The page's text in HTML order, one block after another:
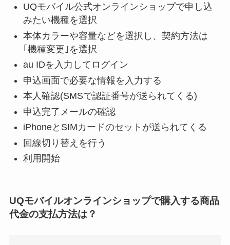
UQモバイル公式オンラインショップで申し込
みたい機種を選択
本体カラーや容量などを選択し、契約方法は
｢機種変更｣を選択
au IDを入力してログイン
申込画面で必要な情報を入力する
本人確認(SMSで認証番号が送られてくる)
申込完了メールの確認
iPhoneとSIMカードのセットが送られてくる
回線切り替えを行う
利用開始
UQモバイルオンラインショップで購入する商品
代金の支払方法は？